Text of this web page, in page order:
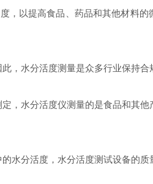
，以提高食品、药品和其他材料的
， 水分活度测量是众多行业保持合
， 水分活度仪测量的是食品和其他
的水分活度 ， 水分活度测试设备的质